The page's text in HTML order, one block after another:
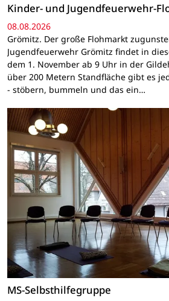
Kinder- und Jugendfeuerwehr-
08.08.2026
Grömitz. Der große Flohmarkt
Jugendfeuerwehr Grömitz findet in
dem 1. November ab 9 Uhr in der
über 200 Metern Standfläche gibt es
- stöbern, bummeln und das ein…
MS-Selbsthilfegruppe